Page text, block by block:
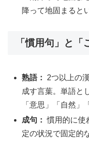
降って地固まると
「慣用句」と
熟語：
2つ以上の
成す言葉。単語と
「意思」「自然」
成句： 慣用的に使
定の状況で固定的